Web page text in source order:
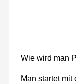
Wie wird man
Man startet